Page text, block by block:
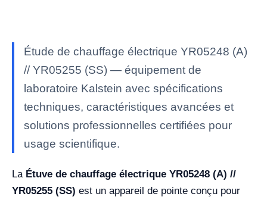
Étude de chauffage électrique YR05248 (A)
// YR05255 (SS) — équipement de
laboratoire Kalstein avec spécifications
techniques, caractéristiques avancées et
solutions professionnelles certifiées pour
usage scientifique.
La Étuve de chauffage électrique YR05248 (A) //
YR05255 (SS) est un appareil de pointe conçu pour